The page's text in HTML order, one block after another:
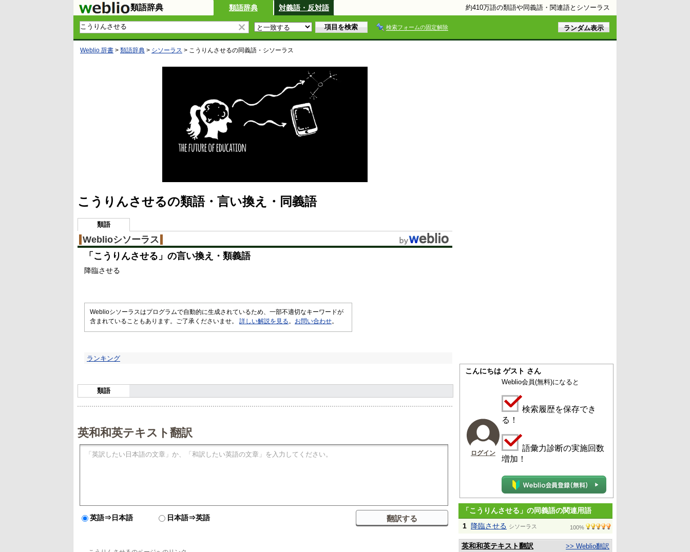
類語辞典 類語辞典 対義語・反対語 約410万語の類語や同義語・関連語とシソーラス
検索フォームの固定解除
Weblio 辞書 > 類語辞典 > シソーラス > こうりんさせるの同義語・シソーラス
こうりんさせるの類語・言い換え・同義語
類語
Weblioシソーラス
「 こうりんさせる 」の言い換え・類義語
降臨させる
Weblioシソーラスはプログラムで自動的に生成されているため、一部不適切なキーワードが
含まれていることもあります。ご了承くださいませ。 詳しい解説を見る 。 お問い合わせ。
ランキング
類語
英和和英テキスト翻訳
英語⇒日本語 日本語⇒英語
こんにちは ゲスト さん
ログイン
Weblio会員(無料)になると
検索履歴を保存でき
る！
語彙力診断の実施回数
増加！
「こうりんさせる」の同義語の関連用語
1
降臨させる シソーラス 100%
英和和英テキスト翻訳 >> Weblio翻訳